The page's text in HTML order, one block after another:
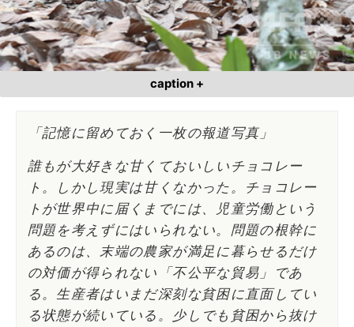
caption +
「記憶に留めておく一枚の報道写真」
誰もが大好きな甘くておいしいチョコレー
ト。しかし現実は甘くなかった。チョコレー
トが世界中に届くまでには、児童労働という
問題を考えずにはいられない。問題の根幹に
あるのは、末端の農家が満足に暮らせるだけ
の対価が得られない「不公平な貿易」であ
る。生産者はいまだ深刻な貧困に直面してい
る状態が続いている。少しでも貧困から抜け